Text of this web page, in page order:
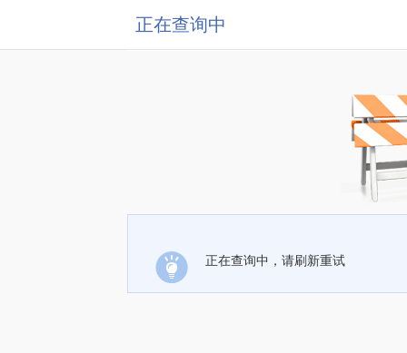
正在查询中
正在查询中，请刷新重试